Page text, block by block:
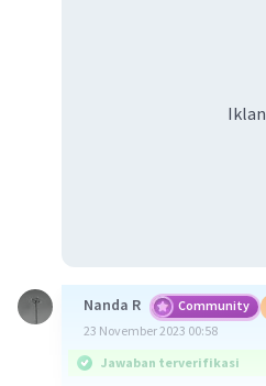
Iklan
Nanda R Community
23 November 2023 00:58
Jawaban terverifikasi